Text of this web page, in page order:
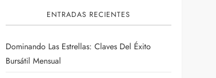
ENTRADAS RECIENTES
Dominando Las Estrellas: Claves Del Éxito
Bursátil Mensual